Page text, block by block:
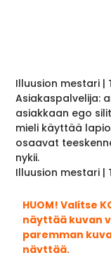
Illuusion mestari |
Asiakaspalvelija:
asiakkaan ego
mieli käyttää
osaavat
nykii.
Illuusion mestari
HUOM! Valitse
näyttää kuvan
paremman
näyttää.